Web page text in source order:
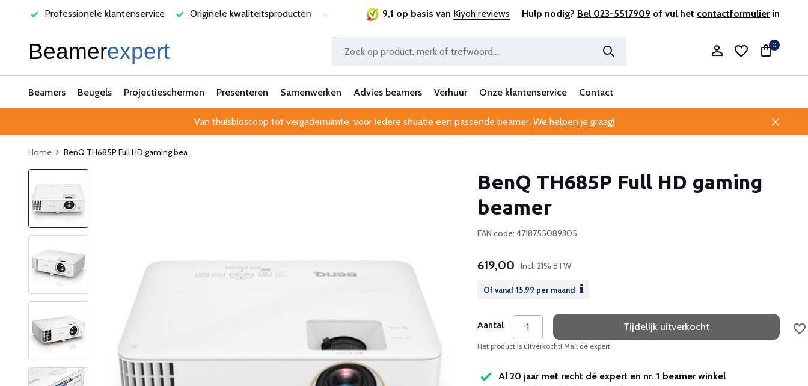
klantenservice Originele kwaliteitsproducten Laagste prijsgarantie Al 25 jaar betrouwbaar en ervaren Professionele klantenservice
9,1 op basis van Kiyoh reviews Hulp nodig? Bel 023-5517909 of vul het contactformulierin
Account aanmaken
0
Beamers Beugels Projectieschermen Presenteren Samenwerken Advies beamers Verhuur Onze klantenservice Contact
Van thuisbioscoop tot vergaderruimte: voor iedere situatie een passende beamer. We helpen je graag!
Home BenQ TH685P Full HD gaming bea...
BenQ TH685P Full HD gaming
beamer
EAN code: 4718755089305
619,00 Incl. 21% BTW
Of vanaf 15,99 per maand
Aantal Tijdelijk uitverkocht
Het product is uitverkocht! Mail de expert.
Al 20 jaar met recht dé expert en nr. 1 beamer winkel